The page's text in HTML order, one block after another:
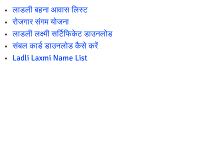
लाडली बहना आवास लिस्ट
रोजगार संगम योजना
लाडली लक्ष्मी सर्टिफिकेट डाउनलोड
संबल कार्ड डाउनलोड कैसे करें
Ladli Laxmi Name List